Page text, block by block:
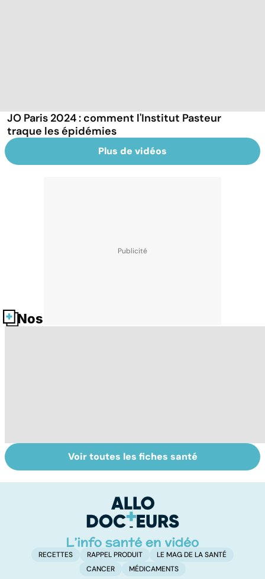
JO Paris 2024 : comment l'Institut Pasteur
traque les épidémies
Plus de vidéos
Nos fiches santé
Tout savoir sur le
cerveau
Staphylocoque
doré : une
surveillance
Voir toutes les fiches santé
RECETTES RAPPEL PRODUIT
LE MAG DE LA SANTÉ
CANCER
MÉDICAMENTS